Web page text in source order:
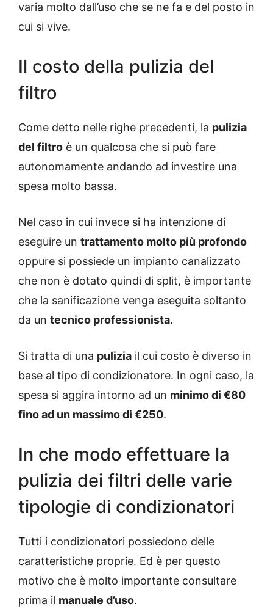
varia molto dall’uso che se ne fa e del posto in
cui si vive.
Il costo della pulizia del
filtro
Come detto nelle righe precedenti, la pulizia
del filtro è un qualcosa che si può fare
autonomamente andando ad investire una
spesa molto bassa.
Nel caso in cui invece si ha intenzione di
eseguire un trattamento molto più profondo
oppure si possiede un impianto canalizzato
che non è dotato quindi di split, è importante
che la sanificazione venga eseguita soltanto
da un tecnico professionista.
Si tratta di una pulizia il cui costo è diverso in
base al tipo di condizionatore. In ogni caso, la
spesa si aggira intorno ad un minimo di €80
fino ad un massimo di €250.
In che modo effettuare la
pulizia dei filtri delle varie
tipologie di condizionatori
Tutti i condizionatori possiedono delle
caratteristiche proprie. Ed è per questo
motivo che è molto importante consultare
prima il manuale d’uso.